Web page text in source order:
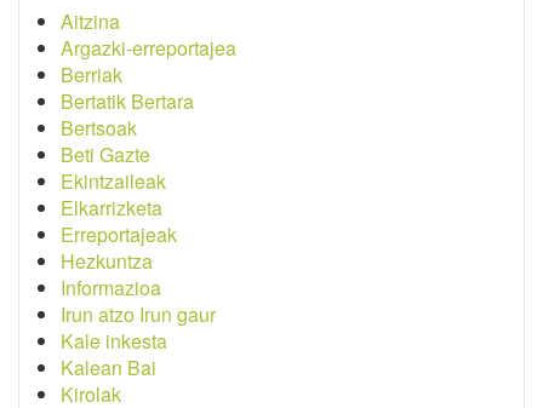
Aitzina
Argazki-erreportajea
Berriak
Bertatik Bertara
Bertsoak
Beti Gazte
Ekintzaileak
Elkarrizketa
Erreportajeak
Hezkuntza
Informazioa
Irun atzo Irun gaur
Kale inkesta
Kalean Bai
Kirolak